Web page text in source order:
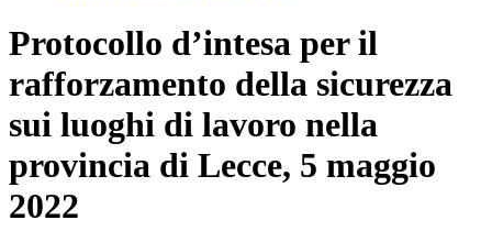
Protocollo d’intesa per il
rafforzamento della sicurezza
sui luoghi di lavoro nella
provincia di Lecce, 5 maggio
2022